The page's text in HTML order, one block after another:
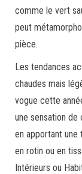
comme le vert
peut
pièce.
Les tendances
chaudes mais
vogue cette
une sensation
en apportant une
en rotin ou en
Intérieurs ou